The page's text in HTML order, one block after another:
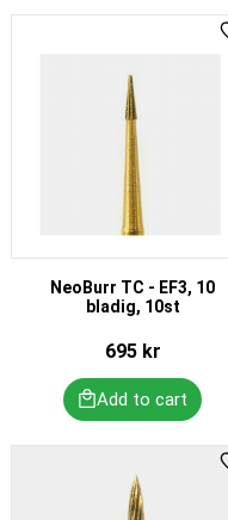
NeoBurr TC - EF3, 10
bladig, 10st
695kr